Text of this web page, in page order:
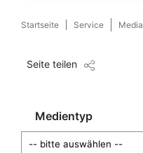
Startseite Service
Seite teilen
Medientyp